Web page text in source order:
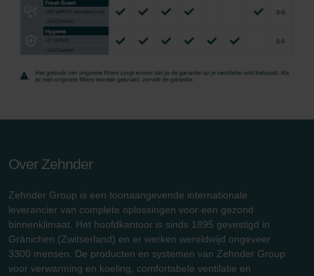
Over Zehnder
Zehnder Group is een toonaangevende internationale
leverancier van complete oplossingen voor een gezond
binnenklimaat. Het hoofdkantoor is sinds 1895 gevestigd in
Gränichen (Zwitserland) en er werken wereldwijd ongeveer
3300 mensen. De producten en systemen van Zehnder Group
voor verwarming en koeling, comfortabele ventilatie en